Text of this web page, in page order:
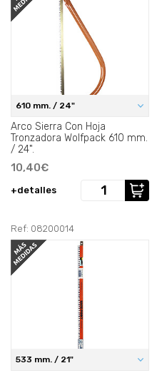
610 mm. / 24"
Arco Sierra Con Hoja
Tronzadora Wolfpack 610 mm.
/ 24".
10,40€
+detalles
Ref: 08200014
533 mm. / 21"